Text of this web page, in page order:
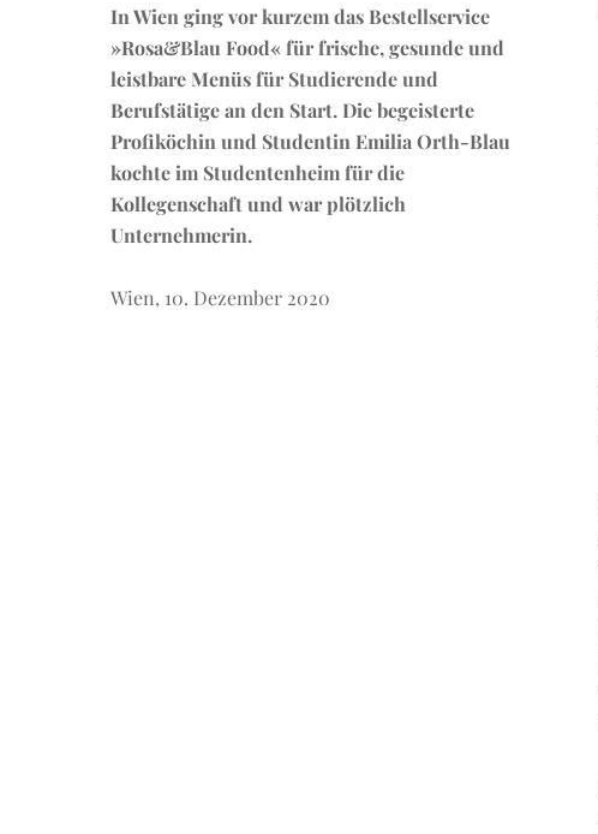
In Wien ging vor kurzem das Bestellservice
»Rosa&Blau Food« für frische, gesunde und
leistbare Menüs für Studierende und
Berufstätige an den Start. Die begeisterte
Profiköchin und Studentin Emilia Orth-Blau
kochte im Studentenheim für die
Kollegenschaft und war plötzlich
Unternehmerin.
Wien, 10. Dezember 2020